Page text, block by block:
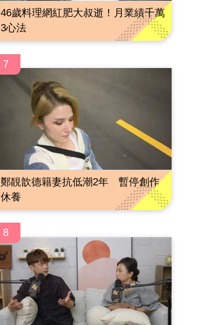
46歲料理網紅肥大叔逝！月業績千萬
3心法
7
鄭靚歆德籍妻抗低潮2年 暫停創作
休養
8